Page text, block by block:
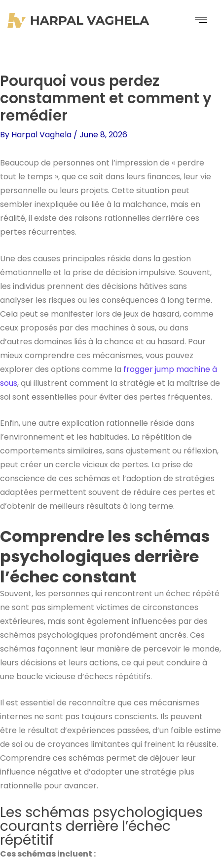
Pourquoi vous perdez
constamment et comment y
remédier
By Harpal Vaghela / June 8, 2026
Beaucoup de personnes ont l’impression de « perdre
tout le temps », que ce soit dans leurs finances, leur vie
personnelle ou leurs projets. Cette situation peut
sembler inexpliquée ou liée à la malchance, mais en
réalité, il existe des raisons rationnelles derrière ces
pertes récurrentes.
Une des causes principales réside dans la gestion
émotionnelle et la prise de décision impulsive. Souvent,
les individus prennent des décisions hâtives sans
analyser les risques ou les conséquences à long terme.
Cela peut se manifester lors de jeux de hasard, comme
ceux proposés par des machines à sous, ou dans
d’autres domaines liés à la chance et au hasard. Pour
mieux comprendre ces mécanismes, vous pouvez
explorer des options comme la frogger jump machine à
sous, qui illustrent comment la stratégie et la maîtrise de
soi sont essentielles pour éviter des pertes fréquentes.
Enfin, une autre explication rationnelle réside dans
l’environnement et les habitudes. La répétition de
comportements similaires, sans ajustement ou réflexion,
peut créer un cercle vicieux de pertes. La prise de
conscience de ces schémas et l’adoption de stratégies
adaptées permettent souvent de réduire ces pertes et
d’obtenir de meilleurs résultats à long terme.
Comprendre les schémas
psychologiques derrière
l’échec constant
Souvent, les personnes qui rencontrent un échec répété
ne sont pas simplement victimes de circonstances
extérieures, mais sont également influencées par des
schémas psychologiques profondément ancrés. Ces
schémas façonnent leur manière de percevoir le monde,
leurs décisions et leurs actions, ce qui peut conduire à
une boucle vicieuse d’échecs répétitifs.
Il est essentiel de reconnaître que ces mécanismes
internes ne sont pas toujours conscients. Ils peuvent
être le résultat d’expériences passées, d’un faible estime
de soi ou de croyances limitantes qui freinent la réussite.
Comprendre ces schémas permet de déjouer leur
influence négative et d’adopter une stratégie plus
rationnelle pour avancer.
Les schémas psychologiques
courants derrière l’échec
répétitif
Ces schémas incluent :